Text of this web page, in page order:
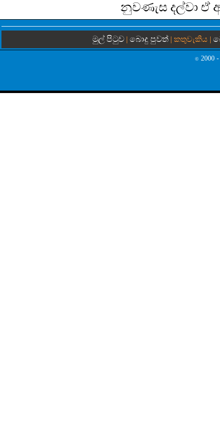
නුවණැස දල්වා ඒ
මුල් පිටුව | බොදු පුවත්| කතුවැකිය |
© 2000